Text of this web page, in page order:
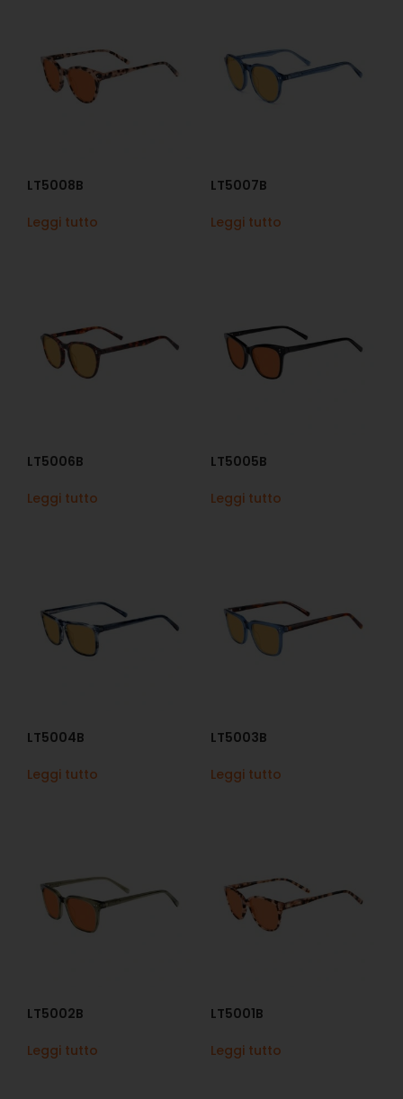
LT5008B
Leggi tutto
LT5007B
Leggi tutto
LT5006B
Leggi tutto
LT5005B
Leggi tutto
LT5004B
Leggi tutto
LT5003B
Leggi tutto
LT5002B
Leggi tutto
LT5001B
Leggi tutto